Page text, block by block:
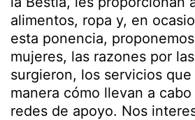
alimentos, ropa y, en
esta ponencia,
mujeres, las razones por
surgieron, los servicios
manera cómo llevan a
redes de apoyo. Nos